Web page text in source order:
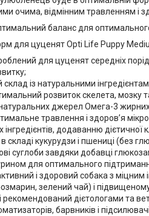
очима, відмінним травленням і
баланс для
для цуценят Opti Life Puppy
для цуценят середніх
склад із натуральними
розвиток скелета, мозку
джерел Омега-3 жирних
травлення і здоров’я
додаванню дієтичної
складі кукурудзи і пшениці (без
суглоби завдяки добавці
для оптимального
і здоровий собака з
зелений чай) і підвищеному
рекомендований дієтологами та
барвників і